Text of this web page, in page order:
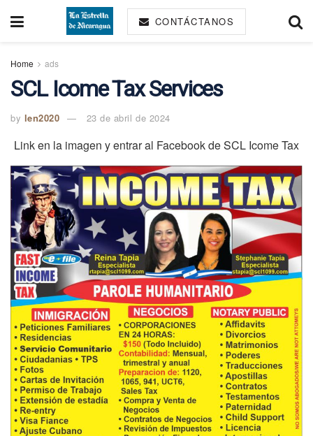
CONTÁCTANOS
Home ads
SCL Icome Tax Services
by len2020 23 de abril de 2024
Link en la imagen y entrar al Facebook de SCL Icome Tax